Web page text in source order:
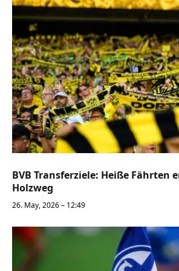
BVB Transferziele: Heiße Fährten
Holzweg
26. May, 2026 – 12:49